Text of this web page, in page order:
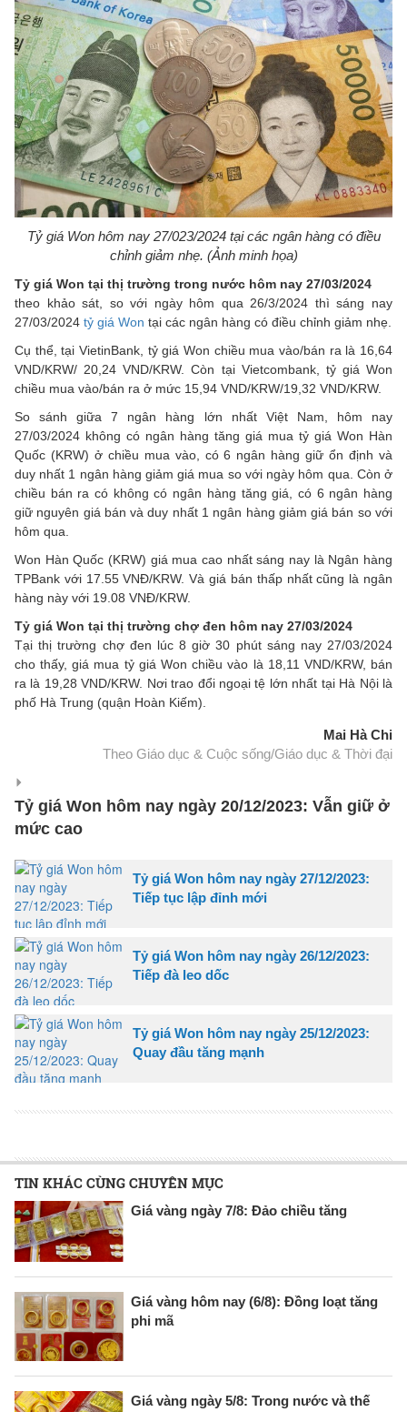
Tỷ giá Won hôm nay 27/023/2024 tại các ngân hàng có điều
chỉnh giảm nhẹ. (Ảnh minh họa)
Tỷ giá Won tại thị trường trong nước hôm nay 27/03/2024
theo khảo sát, so với ngày hôm qua 26/3/2024 thì sáng nay
27/03/2024 tỷ giá Won tại các ngân hàng có điều chỉnh giảm nhẹ.
Cụ thể, tại VietinBank, tỷ giá Won chiều mua vào/bán ra là 16,64
VND/KRW/ 20,24 VND/KRW. Còn tại Vietcombank, tỷ giá Won
chiều mua vào/bán ra ở mức 15,94 VND/KRW/19,32 VND/KRW.
So sánh giữa 7 ngân hàng lớn nhất Việt Nam, hôm nay
27/03/2024 không có ngân hàng tăng giá mua tỷ giá Won Hàn
Quốc (KRW) ở chiều mua vào, có 6 ngân hàng giữ ổn định và
duy nhất 1 ngân hàng giảm giá mua so với ngày hôm qua. Còn ở
chiều bán ra có không có ngân hàng tăng giá, có 6 ngân hàng
giữ nguyên giá bán và duy nhất 1 ngân hàng giảm giá bán so với
hôm qua.
Won Hàn Quốc (KRW) giá mua cao nhất sáng nay là Ngân hàng
TPBank với 17.55 VNĐ/KRW. Và giá bán thấp nhất cũng là ngân
hàng này với 19.08 VNĐ/KRW.
Tỷ giá Won tại thị trường chợ đen hôm nay 27/03/2024
Tại thị trường chợ đen lúc 8 giờ 30 phút sáng nay 27/03/2024
cho thấy, giá mua tỷ giá Won chiều vào là 18,11 VND/KRW, bán
ra là 19,28 VND/KRW. Nơi trao đổi ngoại tệ lớn nhất tại Hà Nội là
phố Hà Trung (quận Hoàn Kiếm).
Mai Hà Chi
Theo Giáo dục & Cuộc sống/Giáo dục & Thời đại
Tỷ giá Won hôm nay ngày 20/12/2023: Vẫn giữ ở
mức cao
Tỷ giá Won hôm nay ngày 27/12/2023:
Tiếp tục lập đỉnh mới
Tỷ giá Won hôm nay ngày 26/12/2023:
Tiếp đà leo dốc
Tỷ giá Won hôm nay ngày 25/12/2023:
Quay đầu tăng mạnh
TIN KHÁC CÙNG CHUYÊN MỤC
Giá vàng ngày 7/8: Đảo chiều tăng
Giá vàng hôm nay (6/8): Đồng loạt tăng
phi mã
Giá vàng ngày 5/8: Trong nước và thế